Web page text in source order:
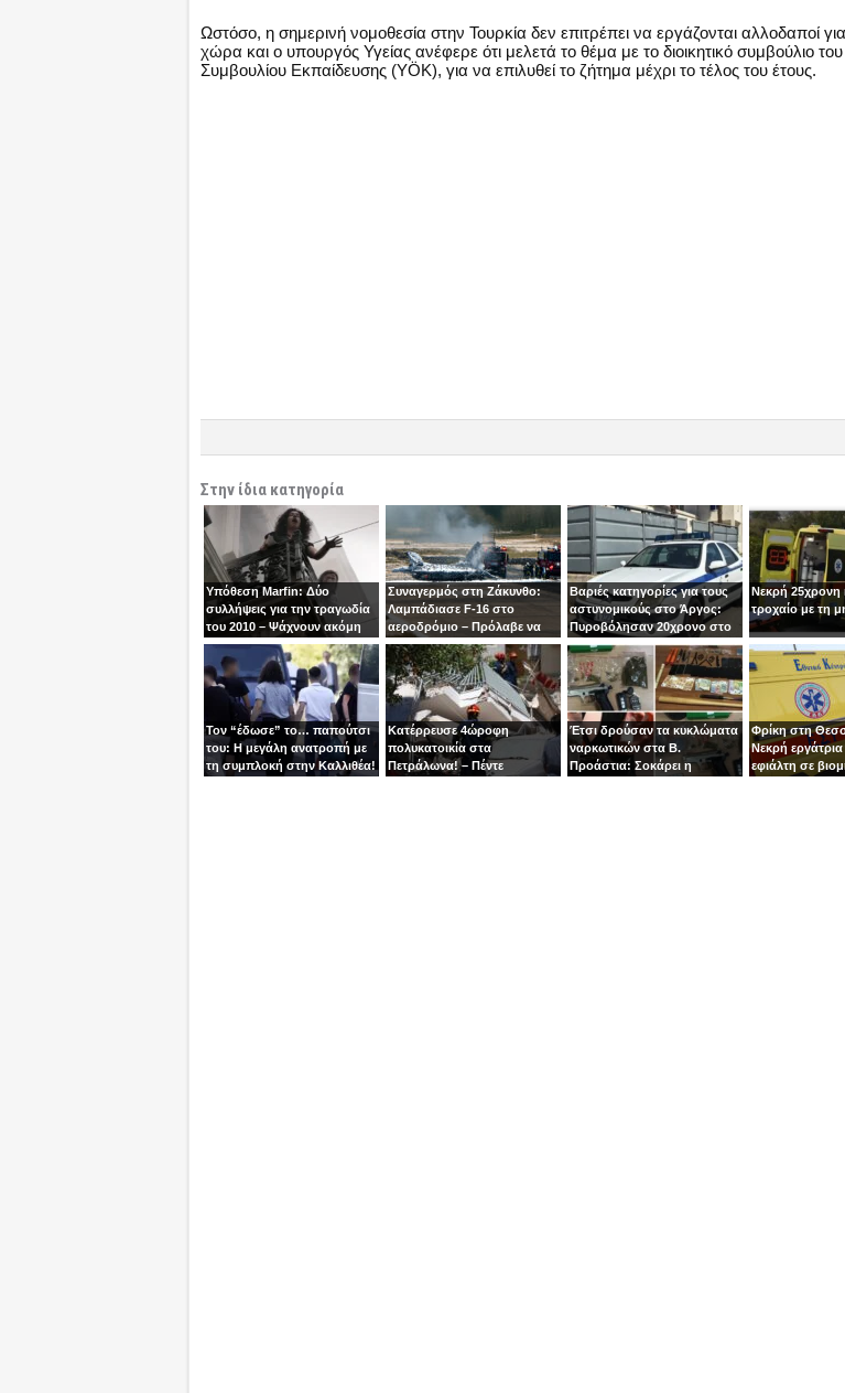
Ωστόσο, η σημερινή νομοθεσία στην Τουρκία δεν επιτρέπει να εργάζονται αλλοδαποί
χώρα και ο υπουργός Υγείας ανέφερε ότι μελετά το θέμα με το διοικητικό συμβούλιο
Συμβουλίου Εκπαίδευσης (YÖK), για να επιλυθεί το ζήτημα μέχρι το τέλος του έτους.
Στην ίδια κατηγορία
Υπόθεση Marfin: Δύο
συλλήψεις για την τραγωδία
του 2010 – Ψάχνουν ακόμη
μία γυναίκα
Συναγερμός στη Ζάκυνθο:
Λαμπάδιασε F-16 στο
αεροδρόμιο – Πρόλαβε να
βγει την τελευταία στιγμή ο
χειριστής
Βαριές κατηγορίες για τους
αστυνομικούς στο Άργος:
Πυροβόλησαν 20χρονο στο
κεφάλι
Νεκρή 25χρονη
τροχαίο με τη
Τον “έδωσε” το… παπούτσι
του: Η μεγάλη ανατροπή με
τη συμπλοκή στην Καλλιθέα!
Κατέρρευσε 4ώροφη
πολυκατοικία στα
Πετράλωνα! – Πέντε
Έτσι δρούσαν τα κυκλώματα
ναρκωτικών στα Β.
Προάστια: Σοκάρει η
Φρίκη στη
Νεκρή
εφιάλτη σε